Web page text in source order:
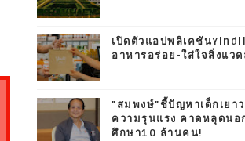
เปิดตัวแอปพลิเคชัน
อาหารอร่อย-ใส่ใจสิ่งแว
"สมพงษ์"ชี้ปัญหาเด็กเยา
ความรุนแรง คาดหลุดนอ
ศึกษา10 ล้านคน!